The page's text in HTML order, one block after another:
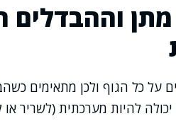
וההבדלים
על כל הגוף ולכן מתאימים
להיות מערכתית (לשריר או